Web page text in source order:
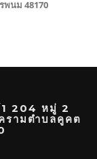
พนม 48170
204 หมู่ 2
รามตำบลคูคต